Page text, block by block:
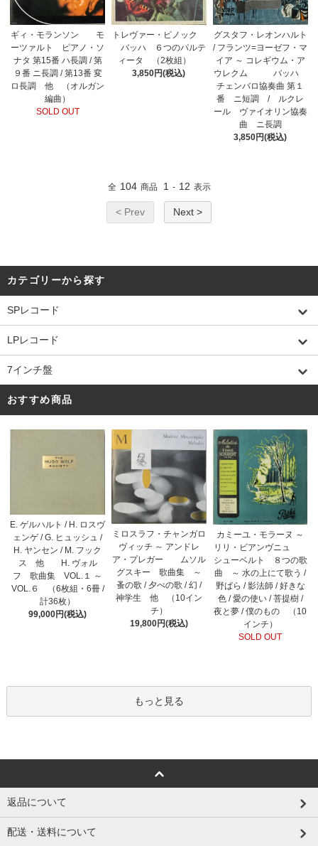
ギィ・モランソン モ
ーツァルト ピアノ・ソ
ナタ 第15番 ハ長調 / 第
９番 ニ長調 / 第13番 変
ロ長調 他 （オルガン
編曲）
SOLD OUT
トレヴァー・ピノック
バッハ ６つのパルテ
ィータ （2枚組）
3,850円(税込)
グスタフ・レオンハルト
/ フランツ=ヨーゼフ・マ
イア ～ コレギウム・ア
ウレクム バッハ
チェンバロ協奏曲 第１
番 ニ短調 / ルクレ
ール ヴァイオリン協奏
曲 ニ長調
3,850円(税込)
全 104 商品 1 - 12 表示
< Prev Next >
カテゴリーから探す
SPレコード
LPレコード
7インチ盤
おすすめ商品
E. ゲルハルト / H. ロスヴ
ェンゲ / G. ヒュッシュ /
H. ヤンセン / M. フック
ス 他 H. ヴォル
フ 歌曲集 VOL.１ ～
VOL.６ （6枚組・6冊 /
計36枚）
99,000円(税込)
ミロスラフ・チャンガロ
ヴィッチ ～ アンドレ
ア・プレガー ムソル
グスキー 歌曲集 ～
蚤の歌 / 夕べの歌 / 幻 /
神学生 他 （10イン
チ）
19,800円(税込)
カミーユ・モラーヌ ～
リリ・ビアンヴニュ
シューベルト ８つの歌
曲 ～ 水の上にて歌う /
野ばら / 影法師 / 好きな
色 / 愛の使い / 菩提樹 /
夜と夢 / 僕のもの （10
インチ）
SOLD OUT
もっと見る
返品について
配送・送料について